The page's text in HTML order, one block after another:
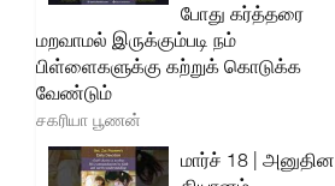
போது கர்த்தரை
மறவாமல் இருக்கும்படி நம்
பிள்ளைகளுக்கு கற்றுக் கொடுக்க
வேண்டும்
சகரியா பூணன்
மார்ச் 18 | அனுதின